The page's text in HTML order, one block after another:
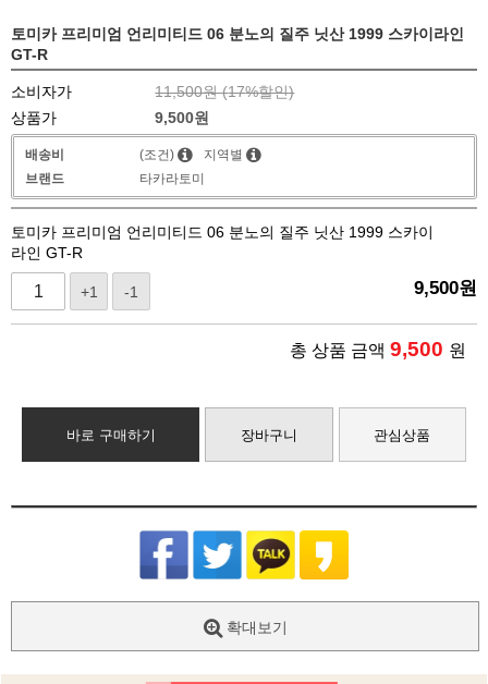
토미카 프리미엄 언리미티드 06 분노의 질주 닛산 1999 스카이라인
GT-R
소비자가 11,500원 (17%할인)
상품가
9,500원
배송비 (조건)
지역별
브랜드
타카라토미
토미카 프리미엄 언리미티드 06 분노의 질주 닛산 1999 스카이
라인 GT-R
+1 -1 9,500원
총 상품 금액 9,500 원
바로 구매하기 장바구니 관심상품
확대보기